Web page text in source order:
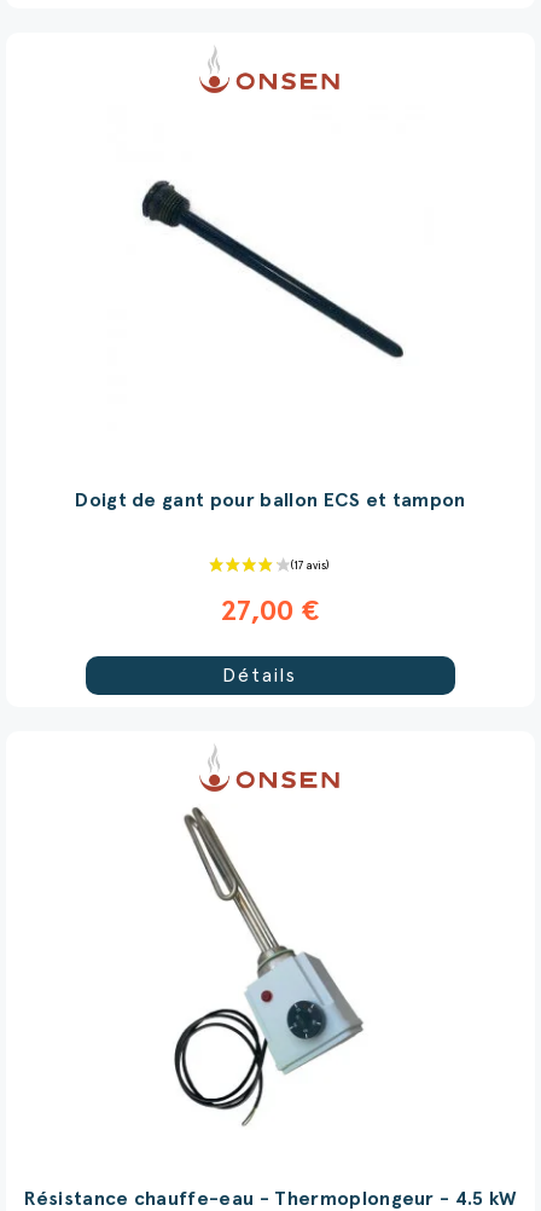
Doigt de gant pour ballon ECS et tampon
27,00 €
Détails
Résistance chauffe-eau - Thermoplongeur - 4.5 kW